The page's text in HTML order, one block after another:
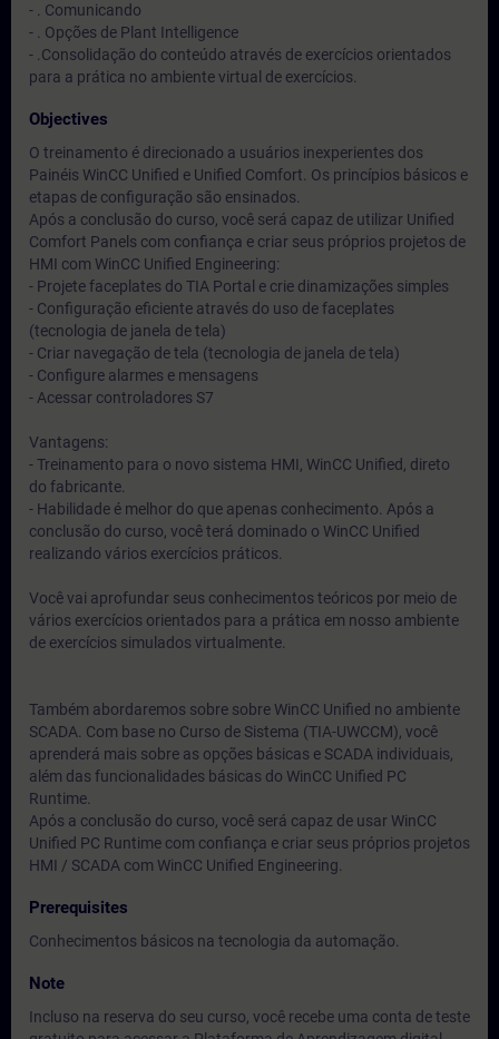
- . Comunicando
- . Opções de Plant Intelligence
- .Consolidação do conteúdo através de exercícios orientados
para a prática no ambiente virtual de exercícios.
Objectives
O treinamento é direcionado a usuários inexperientes dos
Painéis WinCC Unified e Unified Comfort. Os princípios básicos e
etapas de configuração são ensinados.
Após a conclusão do curso, você será capaz de utilizar Unified
Comfort Panels com confiança e criar seus próprios projetos de
HMI com WinCC Unified Engineering:
- Projete faceplates do TIA Portal e crie dinamizações simples
- Configuração eficiente através do uso de faceplates
(tecnologia de janela de tela)
- Criar navegação de tela (tecnologia de janela de tela)
- Configure alarmes e mensagens
- Acessar controladores S7
Vantagens:
- Treinamento para o novo sistema HMI, WinCC Unified, direto
do fabricante.
- Habilidade é melhor do que apenas conhecimento. Após a
conclusão do curso, você terá dominado o WinCC Unified
realizando vários exercícios práticos.
Você vai aprofundar seus conhecimentos teóricos por meio de
vários exercícios orientados para a prática em nosso ambiente
de exercícios simulados virtualmente.
Também abordaremos sobre sobre WinCC Unified no ambiente
SCADA. Com base no Curso de Sistema (TIA-UWCCM), você
aprenderá mais sobre as opções básicas e SCADA individuais,
além das funcionalidades básicas do WinCC Unified PC
Runtime.
Após a conclusão do curso, você será capaz de usar WinCC
Unified PC Runtime com confiança e criar seus próprios projetos
HMI / SCADA com WinCC Unified Engineering.
Prerequisites
Conhecimentos básicos na tecnologia da automação.
Note
Incluso na reserva do seu curso, você recebe uma conta de teste